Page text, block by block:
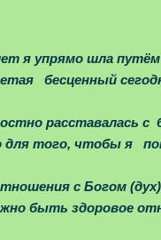
путём
с
я поняла -
с Богом
быть здоровое